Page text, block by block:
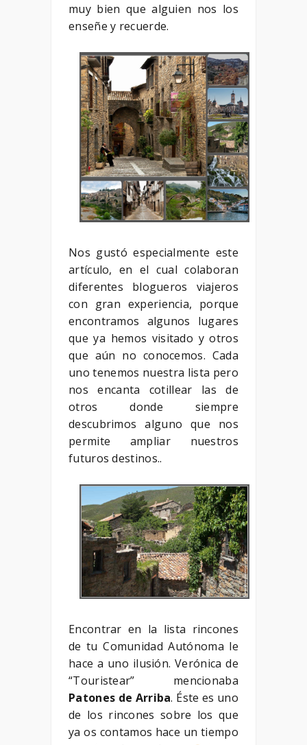
muy bien que alguien nos los
enseñe y recuerde.
Nos gustó especialmente este
artículo, en el cual colaboran
diferentes blogueros viajeros
con gran experiencia, porque
encontramos algunos lugares
que ya hemos visitado y otros
que aún no conocemos. Cada
uno tenemos nuestra lista pero
nos encanta cotillear las de
otros donde siempre
descubrimos alguno que nos
permite ampliar nuestros
futuros destinos..
Encontrar en la lista rincones
de tu Comunidad Autónoma le
hace a uno ilusión. Verónica de
“Touristear” mencionaba
Patones de Arriba. Éste es uno
de los rincones sobre los que
ya os contamos hace un tiempo